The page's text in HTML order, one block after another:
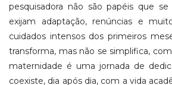
pesquisadora não são papéis que
exijam adaptação, renúncias e
cuidados intensos dos primeiros
transforma, mas não se simplifica,
maternidade é uma jornada de
coexiste, dia após dia, com a vida